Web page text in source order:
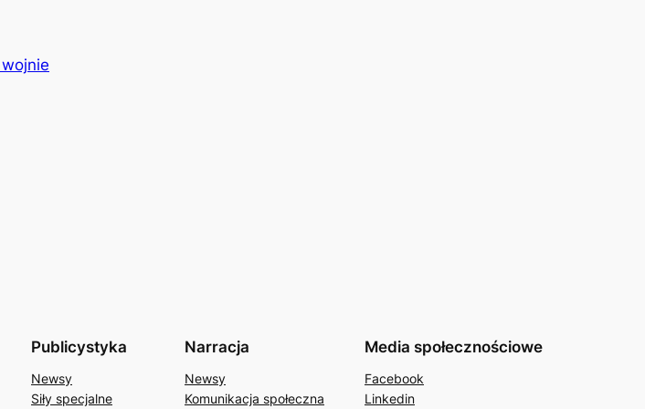
Publicystyka
Newsy
Siły specjalne
Narracja
Newsy
Komunikacja społeczna
Media społecznościowe
Facebook
Linkedin